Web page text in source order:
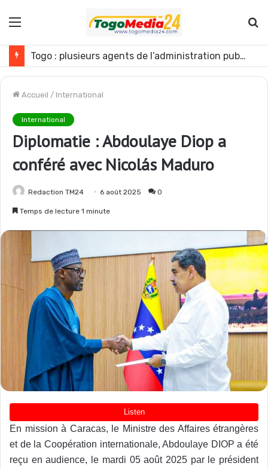
Menu
Togo : plusieurs agents de l’administration publique révoqués
Accueil / International
International
Diplomatie : Abdoulaye Diop a
conféré avec Nicolás Maduro
Redaction TM24 6 août 2025 0
Temps de lecture 1 minute
En mission à Caracas, le Ministre des Affaires étrangères
et de la Coopération internationale, Abdoulaye DIOP a été
reçu en audience, le mardi 05 août 2025 par le président